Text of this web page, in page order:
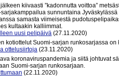
kiivaasti ”kadonnutta voittoa”
sunnuntaina
samasta viimeisestä
kultaakin kalliimmat.
uusi pelipäivä (27.11.2020)
kotiottelut Suomi-sarjan runkosarjassa
ottelusiirtoja (23.11.2020)
koronaviruspandemia ja siitä johtuvat
Suomi-sarjan runkosarjaan.
(22.11.2020)